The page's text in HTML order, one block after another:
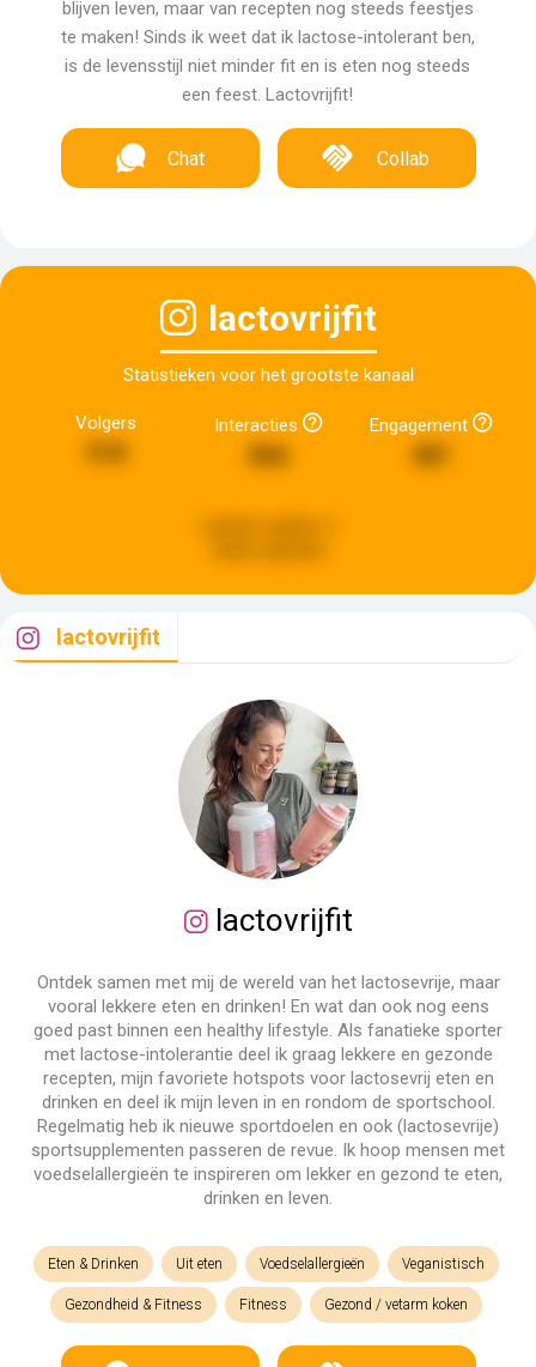
blijven leven, maar van recepten nog steeds feestjes
te maken! Sinds ik weet dat ik lactose-intolerant ben,
is de levensstijl niet minder fit en is eten nog steeds
een feest. Lactovrijfit!
Chat Collab
lactovrijfit
Statistieken voor het grootste kanaal
Volgers Interacties
866
Engagement
481
lactovrijfit
lactovrijfit
Ontdek samen met mij de wereld van het lactosevrije, maar
vooral lekkere eten en drinken! En wat dan ook nog eens
goed past binnen een healthy lifestyle. Als fanatieke sporter
met lactose-intolerantie deel ik graag lekkere en gezonde
recepten, mijn favoriete hotspots voor lactosevrij eten en
drinken en deel ik mijn leven in en rondom de sportschool.
Regelmatig heb ik nieuwe sportdoelen en ook (lactosevrije)
sportsupplementen passeren de revue. Ik hoop mensen met
voedselallergieën te inspireren om lekker en gezond te eten,
drinken en leven.
Eten & Drinken Uit eten Voedselallergieën Veganistisch
Gezondheid & Fitness Fitness Gezond / vetarm koken